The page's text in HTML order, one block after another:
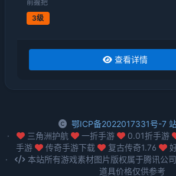
前握把
3级
查看详情
鄂ICP备2022017331号-7
三角洲护航
一折手游 0.01折手游
手游
传奇手游下载 复古传奇1.76
本站所有游戏素材图片版权属于腾讯公
道具价格仅供参考